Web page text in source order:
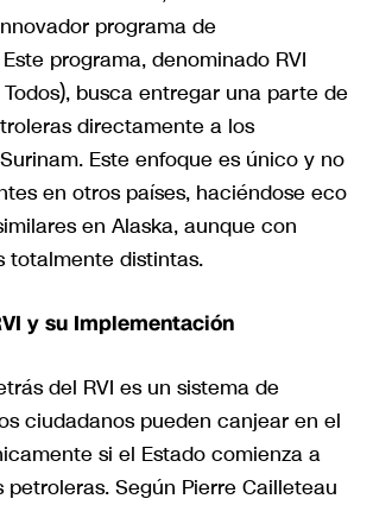
programa de
programa, denominado RVI
busca entregar una parte de
directamente a los
Este enfoque es único y no
en otros países, haciéndose eco
en Alaska, aunque con
totalmente distintas.
y su Implementación
del RVI es un sistema de
ciudadanos pueden canjear en el
si el Estado comienza a
petroleras. Según Pierre Cailleteau